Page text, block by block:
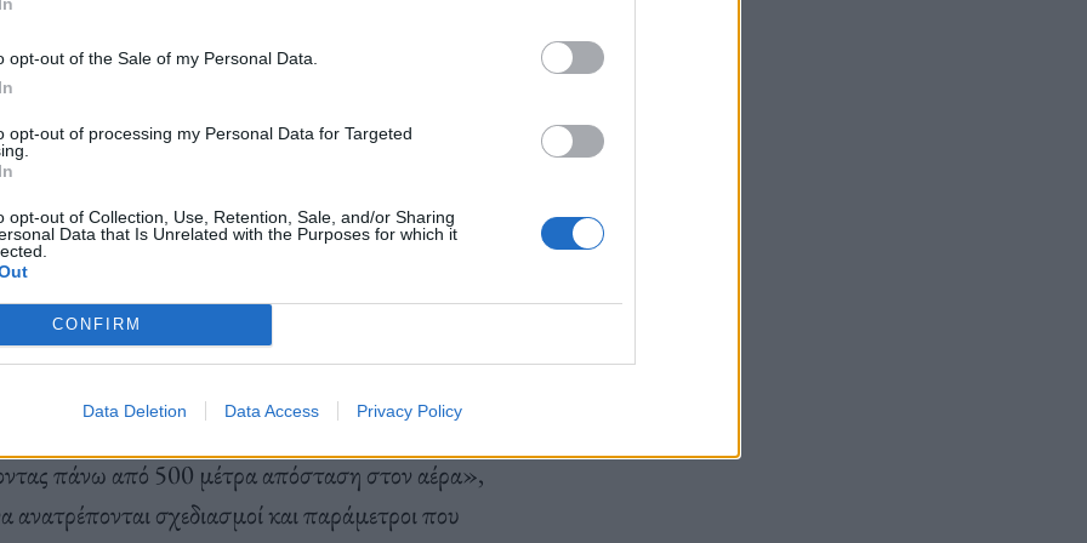
opt-out of the Sale of my Personal Data.
opt-out of processing my Personal Data for Targeted
opt-out of Collection, Use, Retention, Sale, and/or Sharing
Data that Is Unrelated with the Purposes for which it
CONFIRM
Data Deletion Data Access Privacy Policy
των εθελοντών και των εθελοντικών
σημείωσε ο κ. Κικίλιας.
κρίση έχει μεταβάλλει δραματικά και τα
συνθήκες» και στη συνέχεια αναφέρθηκε
την ‘’mega πυρκαγιά”: «Όλο το
και να καθαρίσουν την 200 μέτρων
αντιπυρική ζώνη και το επόμενο πρωί όταν η
ικανά να την αναχαιτίσουν! Οι φλόγες
πάνω από 500 μέτρα απόσταση στον αέρα»,
σχεδιασμοί και παράμετροι που